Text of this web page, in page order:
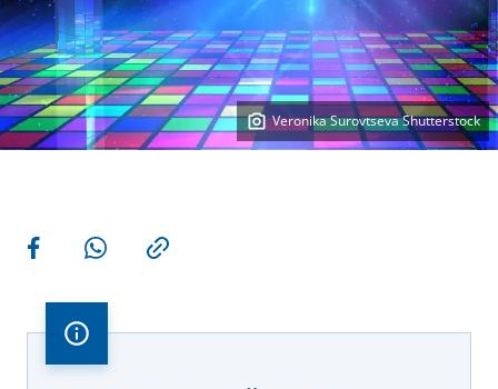
Veronika Surovtseva Shutterstock
Weitere Aktionen
Teilen auf Facebook
Teilen via WhatsApp
Kopieren